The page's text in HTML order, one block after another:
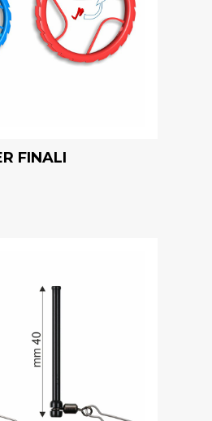
FINALI